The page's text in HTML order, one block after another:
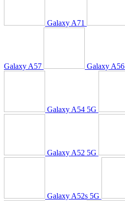
Galaxy A71
Galaxy A57 Galaxy A56
Galaxy A54 5G
Galaxy A52 5G
Galaxy A52s 5G